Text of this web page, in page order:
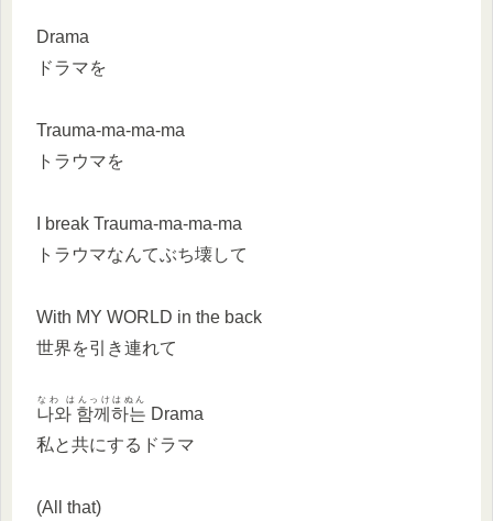
Drama
ドラマを
Trauma-ma-ma-ma
トラウマを
I break Trauma-ma-ma-ma
トラウマなんてぶち壊して
With MY WORLD in the back
世界を引き連れて
나와 함께하는
なわ はんっけはぬん
Drama
私と共にするドラマ
(All that)